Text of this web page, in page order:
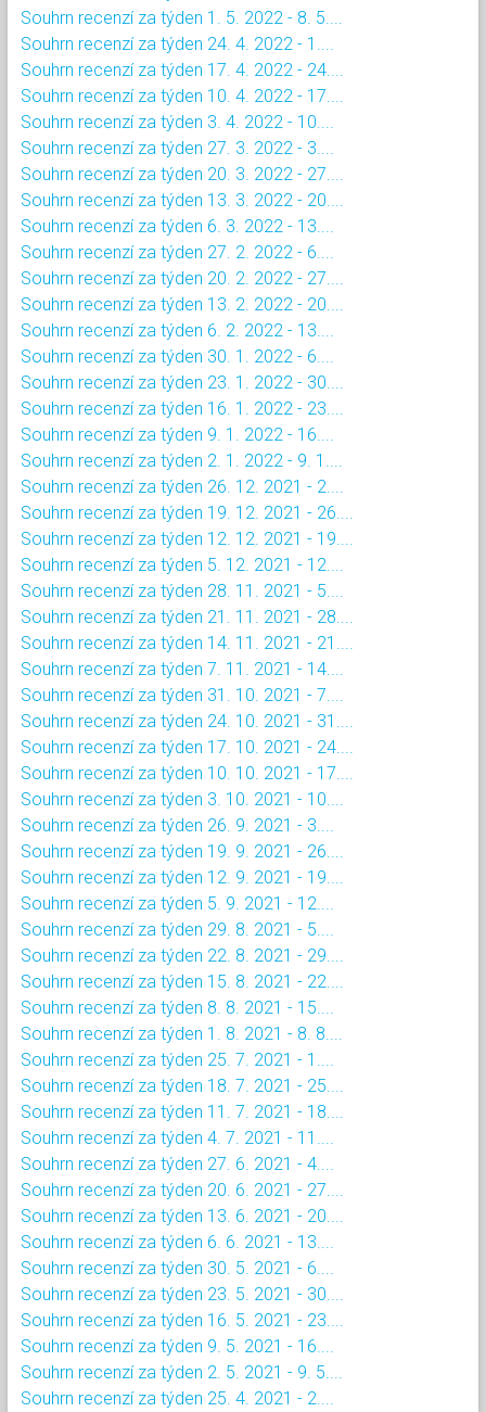
Souhrn recenzí za týden 1. 5. 2022 - 8. 5....
Souhrn recenzí za týden 24. 4. 2022 - 1....
Souhrn recenzí za týden 17. 4. 2022 - 24....
Souhrn recenzí za týden 10. 4. 2022 - 17....
Souhrn recenzí za týden 3. 4. 2022 - 10....
Souhrn recenzí za týden 27. 3. 2022 - 3....
Souhrn recenzí za týden 20. 3. 2022 - 27....
Souhrn recenzí za týden 13. 3. 2022 - 20....
Souhrn recenzí za týden 6. 3. 2022 - 13....
Souhrn recenzí za týden 27. 2. 2022 - 6....
Souhrn recenzí za týden 20. 2. 2022 - 27....
Souhrn recenzí za týden 13. 2. 2022 - 20....
Souhrn recenzí za týden 6. 2. 2022 - 13....
Souhrn recenzí za týden 30. 1. 2022 - 6....
Souhrn recenzí za týden 23. 1. 2022 - 30....
Souhrn recenzí za týden 16. 1. 2022 - 23....
Souhrn recenzí za týden 9. 1. 2022 - 16....
Souhrn recenzí za týden 2. 1. 2022 - 9. 1....
Souhrn recenzí za týden 26. 12. 2021 - 2....
Souhrn recenzí za týden 19. 12. 2021 - 26....
Souhrn recenzí za týden 12. 12. 2021 - 19....
Souhrn recenzí za týden 5. 12. 2021 - 12....
Souhrn recenzí za týden 28. 11. 2021 - 5....
Souhrn recenzí za týden 21. 11. 2021 - 28....
Souhrn recenzí za týden 14. 11. 2021 - 21....
Souhrn recenzí za týden 7. 11. 2021 - 14....
Souhrn recenzí za týden 31. 10. 2021 - 7....
Souhrn recenzí za týden 24. 10. 2021 - 31....
Souhrn recenzí za týden 17. 10. 2021 - 24....
Souhrn recenzí za týden 10. 10. 2021 - 17....
Souhrn recenzí za týden 3. 10. 2021 - 10....
Souhrn recenzí za týden 26. 9. 2021 - 3....
Souhrn recenzí za týden 19. 9. 2021 - 26....
Souhrn recenzí za týden 12. 9. 2021 - 19....
Souhrn recenzí za týden 5. 9. 2021 - 12....
Souhrn recenzí za týden 29. 8. 2021 - 5....
Souhrn recenzí za týden 22. 8. 2021 - 29....
Souhrn recenzí za týden 15. 8. 2021 - 22....
Souhrn recenzí za týden 8. 8. 2021 - 15....
Souhrn recenzí za týden 1. 8. 2021 - 8. 8....
Souhrn recenzí za týden 25. 7. 2021 - 1....
Souhrn recenzí za týden 18. 7. 2021 - 25....
Souhrn recenzí za týden 11. 7. 2021 - 18....
Souhrn recenzí za týden 4. 7. 2021 - 11....
Souhrn recenzí za týden 27. 6. 2021 - 4....
Souhrn recenzí za týden 20. 6. 2021 - 27....
Souhrn recenzí za týden 13. 6. 2021 - 20....
Souhrn recenzí za týden 6. 6. 2021 - 13....
Souhrn recenzí za týden 30. 5. 2021 - 6....
Souhrn recenzí za týden 23. 5. 2021 - 30....
Souhrn recenzí za týden 16. 5. 2021 - 23....
Souhrn recenzí za týden 9. 5. 2021 - 16....
Souhrn recenzí za týden 2. 5. 2021 - 9. 5....
Souhrn recenzí za týden 25. 4. 2021 - 2....